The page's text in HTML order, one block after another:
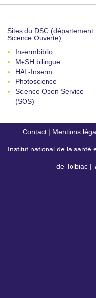
Sites du DSO (département
Science Ouverte) :
Insermbiblio
MeSH bilingue
HAL-Inserm
Photoscience
Science Open Service
(SOS)
Contact | Mentions
Institut national de la santé
de Tolbiac |